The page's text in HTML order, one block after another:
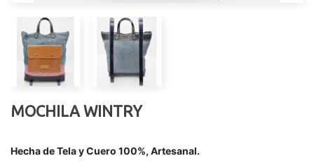
MOCHILA WINTRY
Hecha de Tela y Cuero 100%, Artesanal.